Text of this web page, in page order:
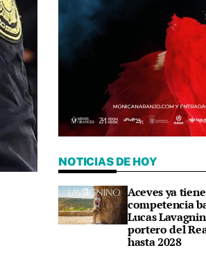
NOTICIAS DE HOY
Aceves ya tiene
competencia
Lucas
portero del
hasta 2028